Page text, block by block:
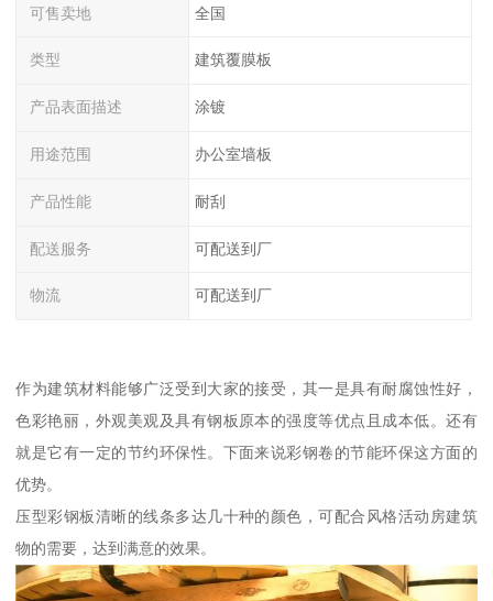
可售卖地 全国
类型 建筑覆膜板
产品表面描述 涂镀
用途范围 办公室墙板
产品性能 耐刮
配送服务 可配送到厂
物流 可配送到厂
作为建筑材料能够广泛受到大家的接受，其一是具有耐腐蚀性好，
色彩艳丽，外观美观及具有钢板原本的强度等优点且成本低。还有
就是它有一定的节约环保性。下面来说彩钢卷的节能环保这方面的
优势。
压型彩钢板清晰的线条多达几十种的颜色，可配合风格活动房建筑
物的需要，达到满意的效果。